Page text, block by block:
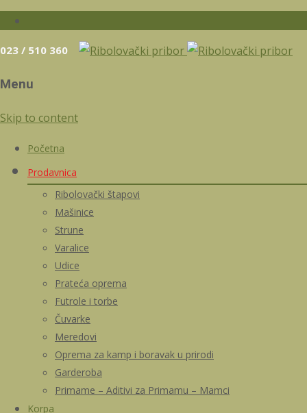
023 / 510 360
Menu
Skip to content
Početna
Prodavnica
Ribolovački štapovi
Mašinice
Strune
Varalice
Udice
Prateća oprema
Futrole i torbe
Čuvarke
Meredovi
Oprema za kamp i boravak u prirodi
Garderoba
Primame – Aditivi za Primamu – Mamci
Korpa